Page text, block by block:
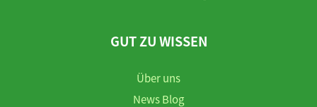
GUT ZU WISSEN
Über uns
News Blog